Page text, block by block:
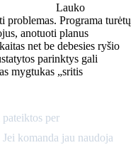
Lauko
problemas. Programa turėtų
anotuoti planus
net be debesies ryšio
parinktys gali
mygtukas „sritis
per
komanda jau naudoja